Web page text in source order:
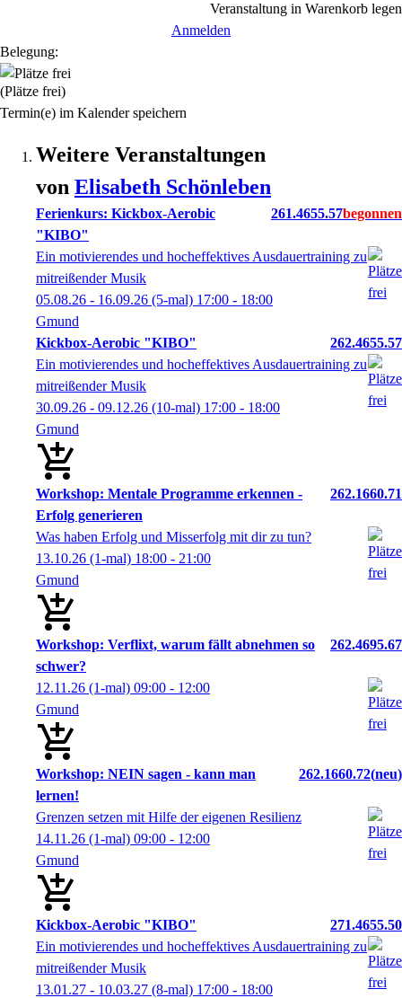
Veranstaltung in Warenkorb legen
Anmelden
Belegung:
(Plätze frei)
Termin(e) im Kalender speichern
Weitere Veranstaltungen
von Elisabeth Schönleben
Ferienkurs: Kickbox-Aerobic
"KIBO"
261.4655.57
Ein motivierendes und hocheffektives Ausdauertraining zu
mitreißender Musik
05.08.26 - 16.09.26 (5-mal) 17:00 - 18:00
Gmund
Kickbox-Aerobic "KIBO"
262.4655.57
Ein motivierendes und hocheffektives Ausdauertraining zu
mitreißender Musik
30.09.26 - 09.12.26 (10-mal) 17:00 - 18:00
Gmund
Workshop: Mentale Programme erkennen -
Erfolg generieren
262.1660.71
Was haben Erfolg und Misserfolg mit dir zu tun?
13.10.26 (1-mal) 18:00 - 21:00
Gmund
Workshop: Verflixt, warum fällt abnehmen so
schwer?
262.4695.67
12.11.26 (1-mal) 09:00 - 12:00
Gmund
Workshop: NEIN sagen - kann man
lernen!
262.1660.72 neu
Grenzen setzen mit Hilfe der eigenen Resilienz
14.11.26 (1-mal) 09:00 - 12:00
Gmund
Kickbox-Aerobic "KIBO"
271.4655.50
Ein motivierendes und hocheffektives Ausdauertraining zu
mitreißender Musik
13.01.27 - 10.03.27 (8-mal) 17:00 - 18:00